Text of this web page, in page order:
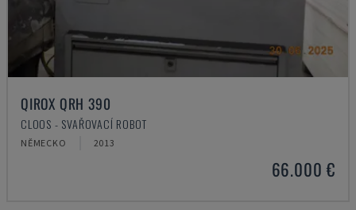
QIROX QRH 390
CLOOS - SVAŘOVACÍ ROBOT
NĚMECKO 2013
66.000 €